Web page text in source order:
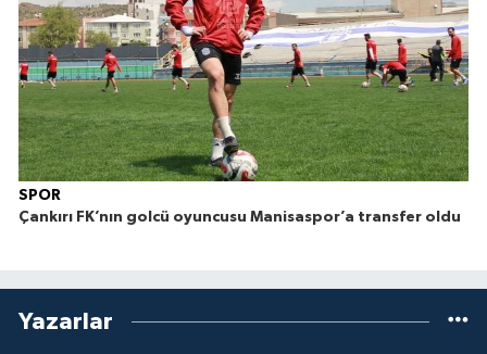
SPOR
Çankırı FK’nın golcü oyuncusu Manisaspor’a transfer oldu
Yazarlar